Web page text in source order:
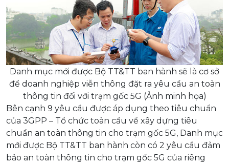
Danh mục mới được Bộ TT&TT ban hành sẽ là cơ sở
để doanh nghiệp viễn thông đặt ra yêu cầu an toàn
thông tin đối với trạm gốc 5G (Ảnh minh họa)
Bên cạnh 9 yêu cầu được áp dụng theo tiêu chuẩn
của 3GPP – Tổ chức toàn cầu về xây dựng tiêu
chuẩn an toàn thông tin cho trạm gốc 5G, Danh mục
mới được Bộ TT&TT ban hành còn có 2 yêu cầu đảm
bảo an toàn thông tin cho trạm gốc 5G của riêng